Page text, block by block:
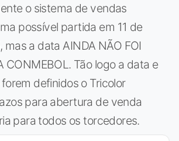
o sistema de vendas
possível partida em 11 de
mas a data AINDA NÃO FOI
CONMEBOL. Tão logo a data e
definidos o Tricolor
para abertura de venda
para todos os torcedores.